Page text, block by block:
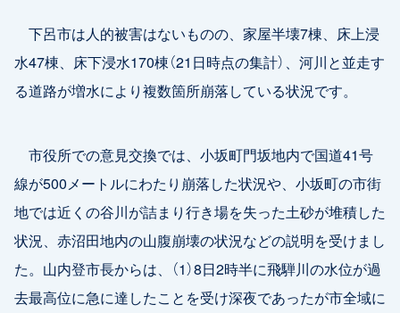
下呂市は人的被害はないものの、家屋半壊7棟、床上浸
水47棟、床下浸水170棟（21日時点の集計）、河川と並走す
る道路が増水により複数箇所崩落している状況です。
市役所での意見交換では、小坂町門坂地内で国道41号
線が500メートルにわたり崩落した状況や、小坂町の市街
地では近くの谷川が詰まり行き場を失った土砂が堆積した
状況、赤沼田地内の山腹崩壊の状況などの説明を受けまし
た。山内登市長からは、（1）8日2時半に飛騨川の水位が過
去最高位に急に達したことを受け深夜であったが市全域に